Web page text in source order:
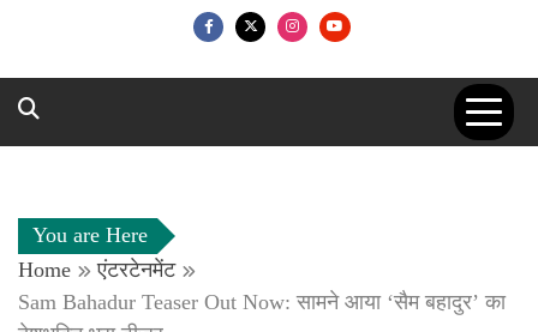
You are Here
Home
एंटरटेनमेंट
Sam Bahadur Teaser Out Now: सामने आया ‘सैम बहादुर’ का